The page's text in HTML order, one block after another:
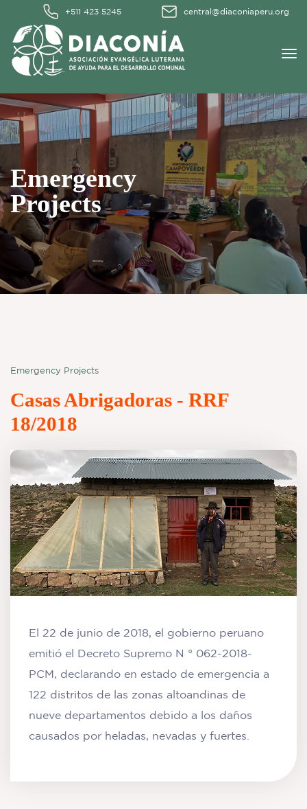
+511 423 5245 central@diaconiaperu.org
Emergency
Projects
Emergency Projects
Casas Abrigadoras - RRF
18/2018
El 22 de junio de 2018, el gobierno peruano
emitió el Decreto Supremo N ° 062-2018-
PCM, declarando en estado de emergencia a
122 distritos de las zonas altoandinas de
nueve departamentos debido a los daños
causados por heladas, nevadas y fuertes.